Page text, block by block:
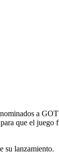
a
que el
su lanzamiento.